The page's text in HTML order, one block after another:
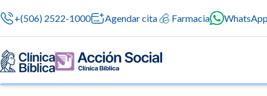
+(506) 2522-1000 Agendar cita Farmacia